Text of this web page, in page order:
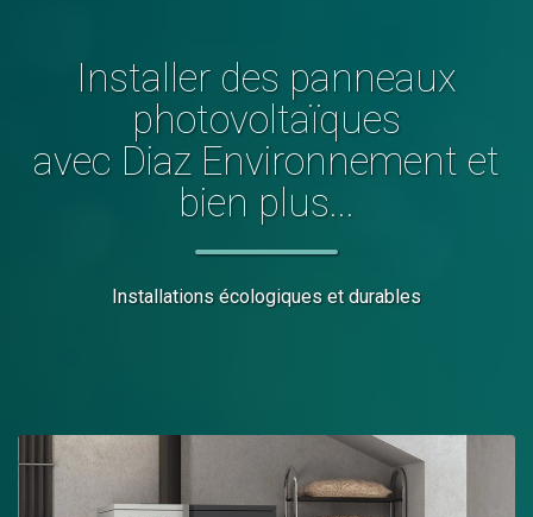
Installer des panneaux
photovoltaïques
avec Diaz Environnement et
bien plus...
Installations écologiques et durables